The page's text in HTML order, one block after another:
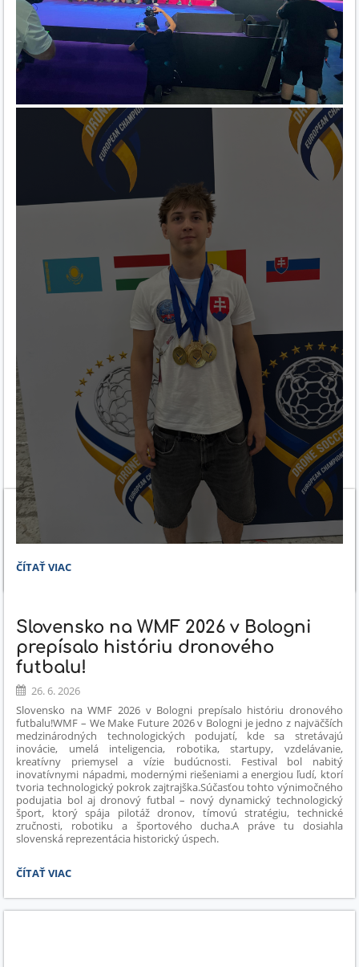
WE
ČÍTAŤ VIAC
Slovensko na WMF 2026 v Bologni
prepísalo históriu dronového
futbalu!
26. 6. 2026
Slovensko na WMF 2026 v Bologni prepísalo históriu dronového
futbalu!WMF – We Make Future 2026 v Bologni je jedno z najväčších
medzinárodných technologických podujatí, kde sa stretávajú
inovácie, umelá inteligencia, robotika, startupy, vzdelávanie,
kreatívny priemysel a vízie budúcnosti. Festival bol nabitý
inovatívnymi nápadmi, modernými riešeniami a energiou ľudí, ktorí
tvoria technologický pokrok zajtrajška.Súčasťou tohto výnimočného
podujatia bol aj dronový futbal – nový dynamický technologický
šport, ktorý spája pilotáž dronov, tímovú stratégiu, technické
zručnosti, robotiku a športového ducha.A práve tu dosiahla
slovenská reprezentácia historický úspech.
SLOVENSKO
WMF
2026
ČÍTAŤ VIAC